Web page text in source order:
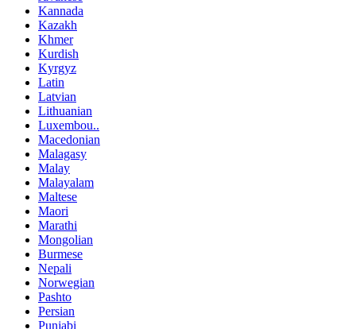
Kannada
Kazakh
Khmer
Kurdish
Kyrgyz
Latin
Latvian
Lithuanian
Luxembou..
Macedonian
Malagasy
Malay
Malayalam
Maltese
Maori
Marathi
Mongolian
Burmese
Nepali
Norwegian
Pashto
Persian
Punjabi